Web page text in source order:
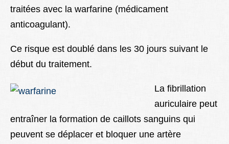
traitées avec la warfarine (médicament
anticoagulant).
Ce risque est doublé dans les 30 jours suivant le
début du traitement.
La fibrillation
auriculaire peut
entraîner la formation de caillots sanguins qui
peuvent se déplacer et bloquer une artère